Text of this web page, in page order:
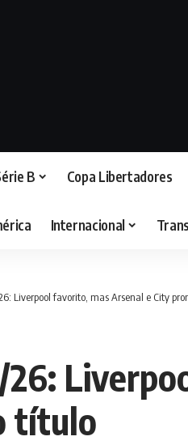
B Copa Libertadores
Internacional
Liverpool favorito, mas Arsenal e City
título